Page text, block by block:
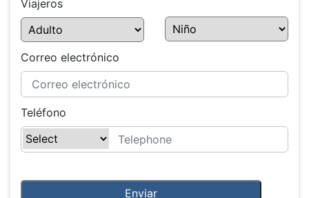
Viajeros
Correo electrónico
Teléfono